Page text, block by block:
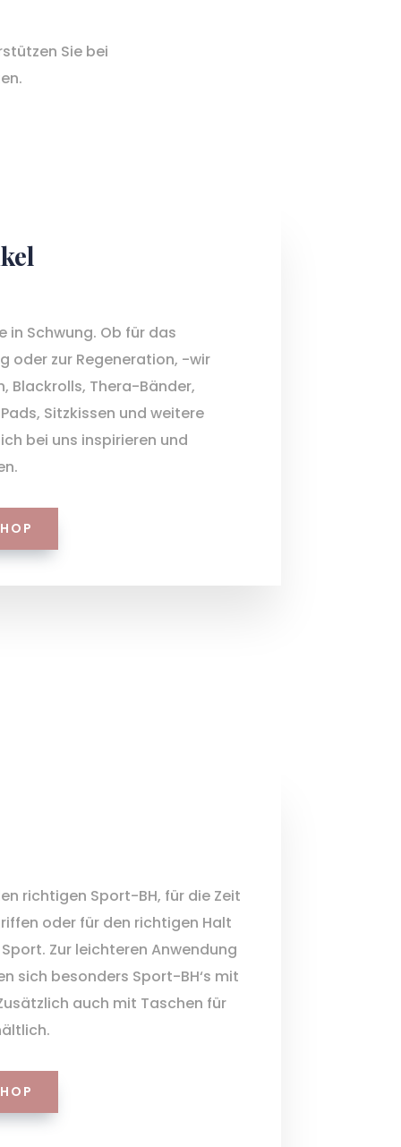
Sie bei
in Schwung. Ob für das
oder zur Regeneration, -wir
Blackrolls, Thera-Bänder,
Sitzkissen und weitere
bei uns inspirieren und
richtigen Sport-BH, für die Zeit
oder für den richtigen Halt
Zur leichteren Anwendung
sich besonders Sport-BH‘s mit
auch mit Taschen für